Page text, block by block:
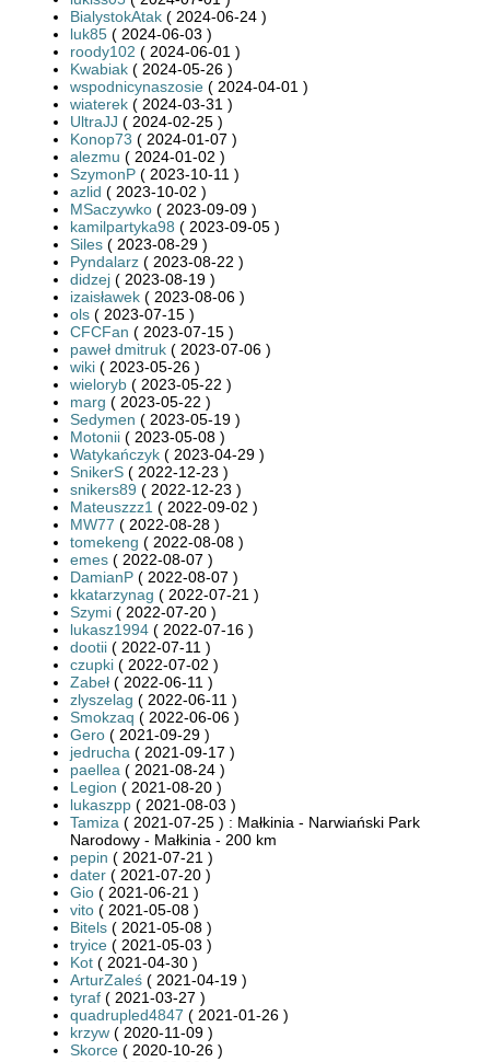
BialystokAtak ( 2024-06-24 )
luk85 ( 2024-06-03 )
roody102 ( 2024-06-01 )
Kwabiak ( 2024-05-26 )
wspodnicynaszosie ( 2024-04-01 )
wiaterek ( 2024-03-31 )
UltraJJ ( 2024-02-25 )
Konop73 ( 2024-01-07 )
alezmu ( 2024-01-02 )
SzymonP ( 2023-10-11 )
azlid ( 2023-10-02 )
MSaczywko ( 2023-09-09 )
kamilpartyka98 ( 2023-09-05 )
Siles ( 2023-08-29 )
Pyndalarz ( 2023-08-22 )
didzej ( 2023-08-19 )
izaisławek ( 2023-08-06 )
ols ( 2023-07-15 )
CFCFan ( 2023-07-15 )
paweł dmitruk ( 2023-07-06 )
wiki ( 2023-05-26 )
wieloryb ( 2023-05-22 )
marg ( 2023-05-22 )
Sedymen ( 2023-05-19 )
Motonii ( 2023-05-08 )
Watykańczyk ( 2023-04-29 )
SnikerS ( 2022-12-23 )
snikers89 ( 2022-12-23 )
Mateuszzz1 ( 2022-09-02 )
MW77 ( 2022-08-28 )
tomekeng ( 2022-08-08 )
emes ( 2022-08-07 )
DamianP ( 2022-08-07 )
kkatarzynag ( 2022-07-21 )
Szymi ( 2022-07-20 )
lukasz1994 ( 2022-07-16 )
dootii ( 2022-07-11 )
czupki ( 2022-07-02 )
Zabeł ( 2022-06-11 )
zlyszelag ( 2022-06-11 )
Smokzaq ( 2022-06-06 )
Gero ( 2021-09-29 )
jedrucha ( 2021-09-17 )
paellea ( 2021-08-24 )
Legion ( 2021-08-20 )
lukaszpp ( 2021-08-03 )
Tamiza ( 2021-07-25 ) : Małkinia - Narwiański Park
Narodowy - Małkinia - 200 km
pepin ( 2021-07-21 )
dater ( 2021-07-20 )
Gio ( 2021-06-21 )
vito ( 2021-05-08 )
Bitels ( 2021-05-08 )
tryice ( 2021-05-03 )
Kot ( 2021-04-30 )
ArturZaleś ( 2021-04-19 )
tyraf ( 2021-03-27 )
quadrupled4847 ( 2021-01-26 )
krzyw ( 2020-11-09 )
Skorce ( 2020-10-26 )